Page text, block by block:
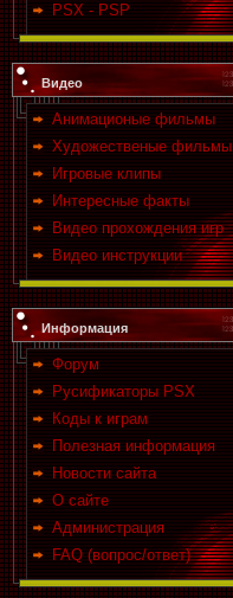
PSX - PSP
Видео
Анимационые фильмы
Художественые фильмы
Игровые клипы
Интересные факты
Видео прохождения игр
Видео инструкции
Информация
Форум
Русификаторы PSX
Коды к играм
Полезная информация
Новости сайта
О сайте
Администрация
FAQ (вопрос/ответ)